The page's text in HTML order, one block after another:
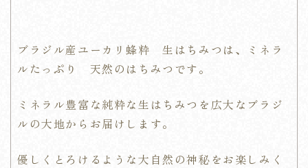
ブラジル産ユーカリ蜂粋 生はちみつは、ミネラ
ルたっぷり 天然のはちみつです。
ミネラル豊富な純粋な生はちみつを広大なブラジ
ルの大地からお届けします。
優しくとろけるような大自然の神秘をお楽しみく